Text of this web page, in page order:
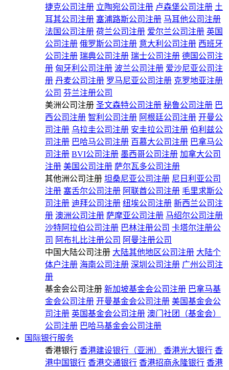
捷克公司注册 立陶宛公司注册 卢森堡公司注册 土
耳其公司注册 塞浦路斯公司注册 马耳他公司注册
法国公司注册 荷兰公司注册 爱尔兰公司注册 英国
公司注册 俄罗斯公司注册 意大利公司注册 西班牙
公司注册 瑞典公司注册 瑞士公司注册 德国公司注
册 匈牙利公司注册 波兰公司注册 爱沙尼亚公司注
册 丹麦公司注册 罗马尼亚公司注册 克罗地亚注册
公司 芬兰注册公司
美洲公司注册 圣文森特公司注册 秘鲁公司注册 巴
西公司注册 智利公司注册 阿根廷公司注册 开曼公
司注册 乌拉圭公司注册 安圭拉公司注册 伯利兹公
司注册 巴哈马公司注册 百慕大公司注册 巴拿马公
司注册 BVI公司注册 墨西哥公司注册 加拿大公司
注册 美国公司注册 萨尔瓦多公司注册
其他洲公司注册 坦桑尼亚公司注册 尼日利亚公司
注册 塞舌尔公司注册 阿联酋公司注册 毛里求斯公
司注册 迪拜公司注册 纽埃公司注册 新西兰公司注
册 澳洲公司注册 萨摩亚公司注册 马绍尔公司注册
沙特阿拉伯公司注册 巴林注册公司 卡塔尔注册公
司 阿布扎比注册公司 阿曼注册公司
中国大陆公司注册 大陆其他地区公司注册 大陆个
体户注册 海南公司注册 深圳公司注册 广州公司注
册
基金会公司注册 新加坡基金会公司注册 巴拿马基
金会公司注册 开曼基金会公司注册 美国基金会公
司注册 英国基金会公司注册 澳门社团（基金会）
公司注册 巴哈马基金会公司注册
国际银行服务
香港银行 香港建设银行（亚洲） 香港光大银行 香
港中国银行 香港交通银行 香港招商永隆银行 香港